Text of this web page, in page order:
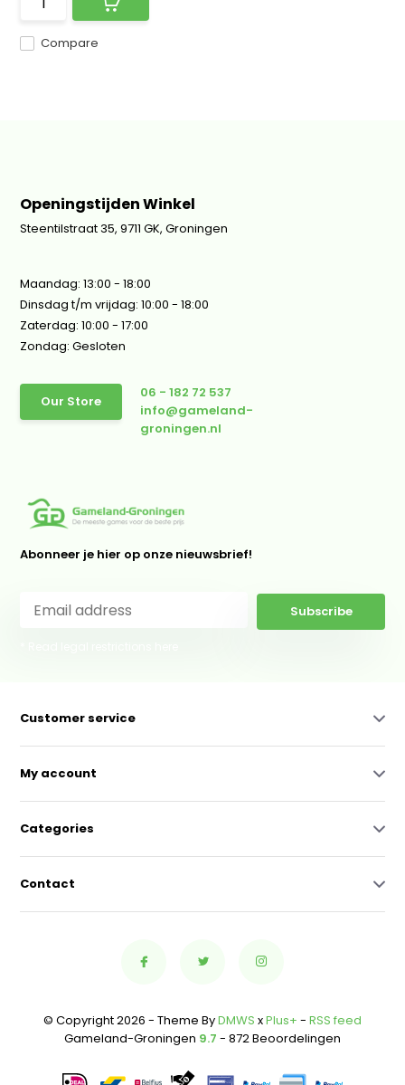
Compare
Openingstijden Winkel
Steentilstraat 35, 9711 GK, Groningen
Maandag: 13:00 - 18:00
Dinsdag t/m vrijdag: 10:00 - 18:00
Zaterdag: 10:00 - 17:00
Zondag: Gesloten
Our Store
06 - 182 72 537
info@gameland-
groningen.nl
Abonneer je hier op onze nieuwsbrief!
Subscribe
Customer service
My account
Categories
Contact
© Copyright 2026 - Theme ByDMWS xPlus+ - RSS feed
Gameland-Groningen 9.7 - 872 Beoordelingen